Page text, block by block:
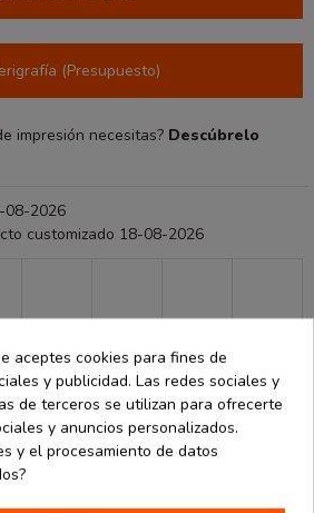
(Presupuesto)
impresión necesitas?Descúbrelo
08-2026
customizado 18-08-2026
20 30 50
100
19,62 € 18,40 € 17,34 €
aceptes cookies para fines de
y publicidad. Las redes sociales y
de terceros se utilizan para ofrecerte
y anuncios personalizados.
y el procesamiento de datos